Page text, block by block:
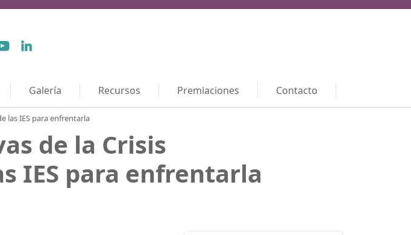
LinkedIn
Galería Recursos Premiaciones Contacto
las IES para enfrentarla
de la Crisis
IES para enfrentarla